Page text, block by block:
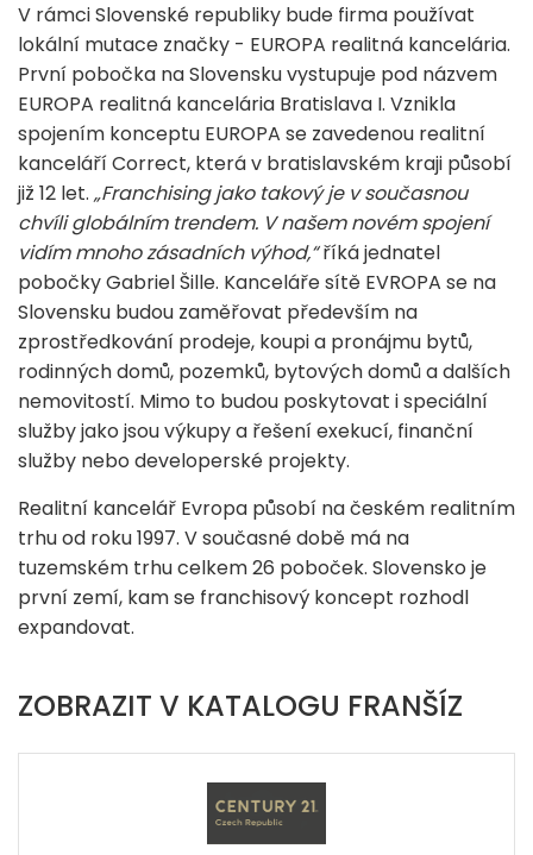
V rámci Slovenské republiky bude firma používat
lokální mutace značky - EUROPA realitná kancelária.
První pobočka na Slovensku vystupuje pod názvem
EUROPA realitná kancelária Bratislava I. Vznikla
spojením konceptu EUROPA se zavedenou realitní
kanceláří Correct, která v bratislavském kraji působí
již 12 let. „Franchising jako takový je v současnou
chvíli globálním trendem. V našem novém spojení
vidím mnoho zásadních výhod,“říká jednatel
pobočky Gabriel Šille. Kanceláře sítě EVROPA se na
Slovensku budou zaměřovat především na
zprostředkování prodeje, koupi a pronájmu bytů,
rodinných domů, pozemků, bytových domů a dalších
nemovitostí. Mimo to budou poskytovat i speciální
služby jako jsou výkupy a řešení exekucí, finanční
služby nebo developerské projekty.
Realitní kancelář Evropa působí na českém realitním
trhu od roku 1997. V současné době má na
tuzemském trhu celkem 26 poboček. Slovensko je
první zemí, kam se franchisový koncept rozhodl
expandovat.
ZOBRAZIT V KATALOGU FRANŠÍZ